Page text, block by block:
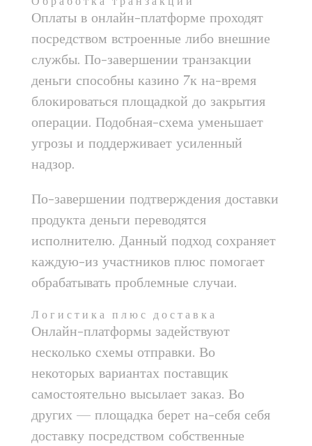
Оплаты в онлайн-платформе проходят
посредством встроенные либо внешние
службы. По-завершении транзакции
деньги способны казино 7к на-время
блокироваться площадкой до закрытия
операции. Подобная-схема уменьшает
угрозы и поддерживает усиленный
надзор.
По-завершении подтверждения доставки
продукта деньги переводятся
исполнителю. Данный подход сохраняет
каждую-из участников плюс помогает
обрабатывать проблемные случаи.
Логистика плюс доставка
Онлайн-платформы задействуют
несколько схемы отправки. Во
некоторых вариантах поставщик
самостоятельно высылает заказ. Во
других — площадка берет на-себя себя
доставку посредством собственные